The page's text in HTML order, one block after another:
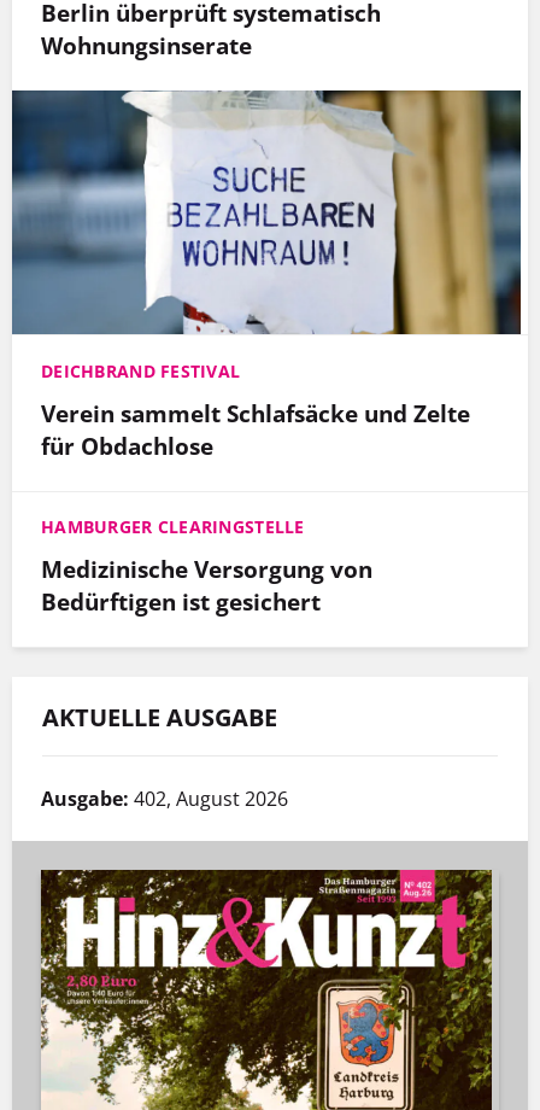
Berlin überprüft systematisch
Wohnungsinserate
DEICHBRAND FESTIVAL
Verein sammelt Schlafsäcke und Zelte
für Obdachlose
HAMBURGER CLEARINGSTELLE
Medizinische Versorgung von
Bedürftigen ist gesichert
AKTUELLE AUSGABE
Ausgabe: 402, August 2026